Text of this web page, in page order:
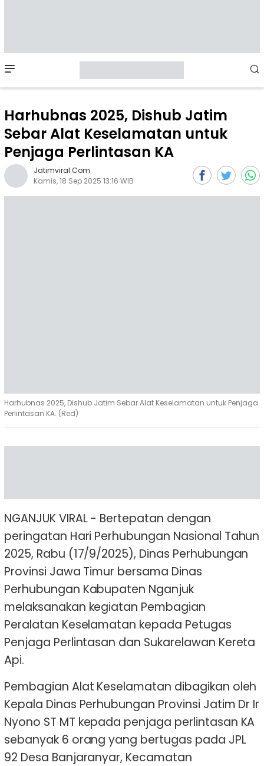
Menu
Harhubnas 2025, Dishub Jatim
Sebar Alat Keselamatan untuk
Penjaga Perlintasan KA
Jatimviral.com
Kamis, 18 Sep 2025 13:16 WIB
Harhubnas 2025, Dishub Jatim Sebar Alat Keselamatan untuk Penjaga
Perlintasan KA. (Red)
NGANJUK VIRAL - Bertepatan dengan
peringatan Hari Perhubungan Nasional Tahun
2025, Rabu (17/9/2025), Dinas Perhubungan
Provinsi Jawa Timur bersama Dinas
Perhubungan Kabupaten Nganjuk
melaksanakan kegiatan Pembagian
Peralatan Keselamatan kepada Petugas
Penjaga Perlintasan dan Sukarelawan Kereta
Api.
Pembagian Alat Keselamatan dibagikan oleh
Kepala Dinas Perhubungan Provinsi Jatim Dr Ir
Nyono ST MT kepada penjaga perlintasan KA
sebanyak 6 orang yang bertugas pada JPL
92 Desa Banjaranyar, Kecamatan